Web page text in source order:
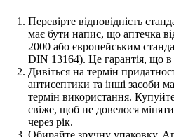
Перевірте відповідність
має бути напис, що аптечка
2000 або європейським
DIN 13164). Це гарантія, що в
Дивіться на термін
антисептики та інші засоби
термін використання.
свіже, щоб не довелося
через рік.
Обирайте зручну упаковку.